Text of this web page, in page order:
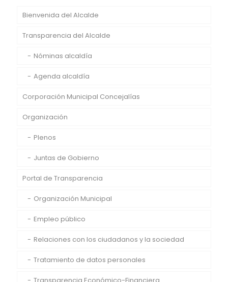
Bienvenida del Alcalde
Transparencia del Alcalde
Nóminas alcaldía
Agenda alcaldía
Corporación Municipal Concejalías
Organización
Plenos
Juntas de Gobierno
Portal de Transparencia
Organización Municipal
Empleo público
Relaciones con los ciudadanos y la sociedad
Tratamiento de datos personales